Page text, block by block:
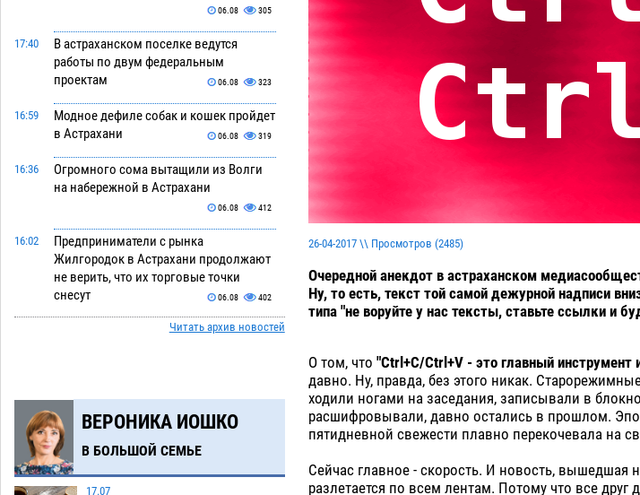
06.08 305
17:40
В астраханском поселке ведутся
работы по двум федеральным
проектам
06.08 323
16:59
Модное дефиле собак и кошек пройдет
в Астрахани
06.08 319
16:36
Огромного сома вытащили из Волги
на набережной в Астрахани
06.08 412
16:02
Предприниматели с рынка
Жилгородок в Астрахани продолжают
не верить, что их торговые точки
снесут
06.08 402
Ящерицу из астраханской пустыни
14:35
Буддийские святыни из Астрахани
выставили в музее Пушкина в Москве
13:50
Мэрия Астрахани переводит городские
Читать архив новостей
ВЕРОНИКА ИОШКО
В БОЛЬШОЙ СЕМЬЕ
17.07
26-04-2017 \\ Просмотров (2485)
Очередной анекдот в астраханском
Ну, то есть, текст той самой дежурной надписи
типа "не воруйте у нас тексты, ставьте ссылки и
О том, что "Ctrl+C/Ctrl+V - это главный инструмент
давно. Ну, правда, без этого никак.
ходили ногами на заседания, записывали в
расшифровывали, давно остались в прошлом.
пятидневной свежести плавно перекочевала на
Сейчас главное - скорость. И новость, вышедшая
разлетается по всем лентам. Потому что все друг